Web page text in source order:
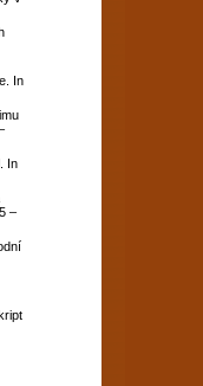
In
In
–